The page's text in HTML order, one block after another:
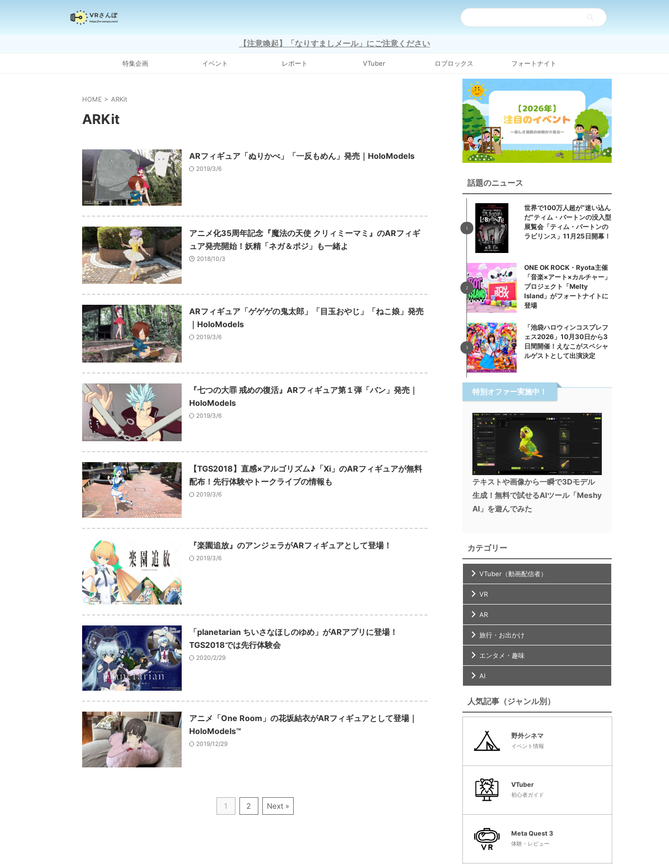
【注意喚起】「なりすましメール」にご注意ください
特集企画 イベント レポート VTuber ロブロックス フォートナイト
HOME > ARKit
ARKit
ARフィギュア「ぬりかべ」「一反もめん」発売｜HoloModels
2019/3/6
アニメ化35周年記念『魔法の天使 クリィミーマミ』のARフィギ
ュア発売開始！妖精「ネガ＆ポジ」も一緒よ
2018/10/3
ARフィギュア「ゲゲゲの鬼太郎」「目玉おやじ」「ねこ娘」発売
｜HoloModels
2019/3/6
『七つの大罪 戒めの復活』ARフィギュア第１弾「バン」発売｜
HoloModels
2019/3/6
【TGS2018】直感×アルゴリズム♪「Xi」のARフィギュアが無料
配布！先行体験やトークライブの情報も
2019/3/6
『楽園追放』のアンジェラがARフィギュアとして登場！
2019/3/6
「planetarian ちいさなほしのゆめ」がARアプリに登場！
TGS2018では先行体験会
2020/2/29
アニメ「One Room」の花坂結衣がARフィギュアとして登場｜
HoloModels™
2019/12/29
1 2 Next »
話題のニュース
世界で100万人超が“迷い込ん
だ”ティム・バートンの没入型
展覧会「ティム・バートンの
ラビリンス」11月25日開幕！
ONE OK ROCK・Ryota主催
「音楽×アート×カルチャー」
プロジェクト「Melty
Island」がフォートナイトに
登場
「池袋ハロウィンコスプレフ
ェス2026」10月30日から3
日間開催！えなこがスペシャ
ルゲストとして出演決定
特別オファー実施中！
テキストや画像から一瞬で3Dモデル
生成！無料で試せるAIツール「Meshy
AI」を遊んでみた
カテゴリー
VTuber（動画配信者）
VR
AR
旅行・お出かけ
エンタメ・趣味
AI
人気記事（ジャンル別）
野外シネマ
イベント情報
VTuber
初心者ガイド
Meta Quest 3
体験・レビュー